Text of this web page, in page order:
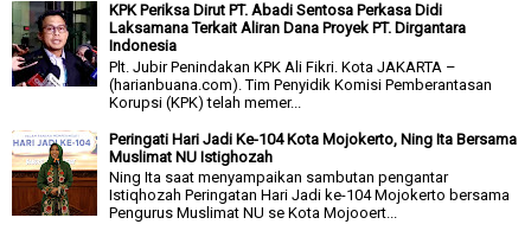
KPK Periksa Dirut PT. Abadi Sentosa Perkasa Didi
Laksamana Terkait Aliran Dana Proyek PT. Dirgantara
Indonesia
Plt. Jubir Penindakan KPK Ali Fikri. Kota JAKARTA –
(harianbuana.com). Tim Penyidik Komisi Pemberantasan
Korupsi (KPK) telah memer...
Peringati Hari Jadi Ke-104 Kota Mojokerto, Ning Ita Bersama
Muslimat NU Istighozah
Ning Ita saat menyampaikan sambutan pengantar
Istiqhozah Peringatan Hari Jadi ke-104 Mojokerto bersama
Pengurus Muslimat NU se Kota Mojooert...